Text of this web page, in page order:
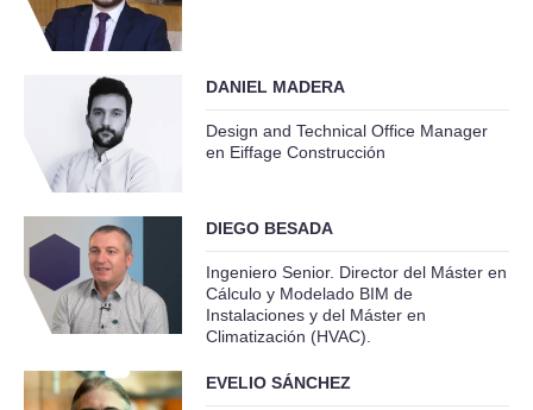
DANIEL MADERA
Design and Technical Office Manager
en Eiffage Construcción
DIEGO BESADA
Ingeniero Senior. Director del Máster en
Cálculo y Modelado BIM de
Instalaciones y del Máster en
Climatización (HVAC).
EVELIO SÁNCHEZ